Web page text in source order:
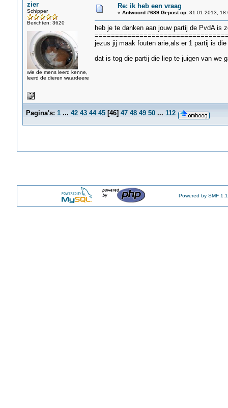
zier
Schipper
Berichten: 3620
wie de mens leerd kenne,
leerd de dieren waardeere
Re: ik heb een vraag
« Antwoord #689 Gepost op:31-01-2013,
heb je te danken aan jouw partij de PvdA is
jezus jij maak fouten arie,als er 1 partij is
dat is tog die partij die liep te juigen van we
Pagina's: 1 ... 42 43 44 45[46] 47 48 49 50 ... 112
Powered by SMF